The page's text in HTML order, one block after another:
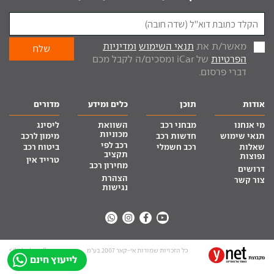
לייעוץ חינם
מאשר/ת את תנאי השימוש ומדיניות
הפרטיות
של iCar ומסכים/ה לקבל מכם
דברי פרסום.
אודות
מי אנחנו
תנאי שימוש
שאלות
נפוצות
דרושים
צור קשר
תוכן
מבחני רכב
חדשות רכב
רכב חשמלי
כלים ומידע
השוואת
מכוניות
רכב לפי
תקציב
מחירון רכב
הצהרת
נגישות
מדורים
ליסינג
מימון לרכב
ביטוח רכב
טרייד אין
כל הזכויות שמורות אי-קאר 2007 בע”מ site by tq.soft